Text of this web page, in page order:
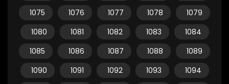
1075
1076 1077 1078
1079
1080
1081 1082 1083
1084
1085
1086 1087 1088
1089
1090
1091 1092 1093
1094